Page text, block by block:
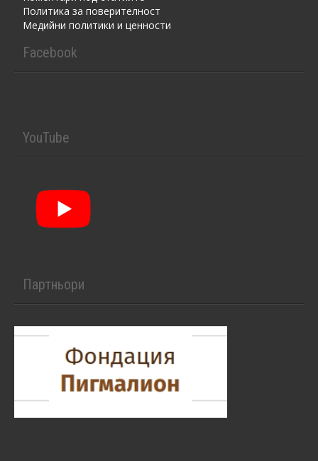
Политика за поверителност
Медийни политики и ценности
Facebook
YouTube
Партньори